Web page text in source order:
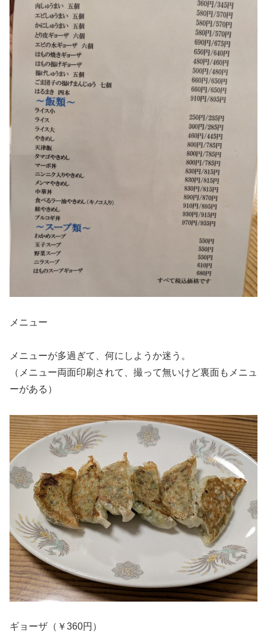
メニュー
メニューが多過ぎて、何にしようか迷う。
（メニュー両面印刷されて、撮って無いけど裏面もメニュ
ーがある）
ギョーザ（￥360円）